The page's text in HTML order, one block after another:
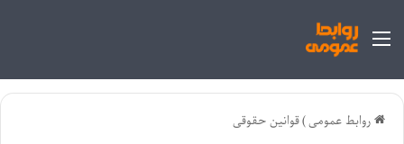
منو
روابط عمومی)قوانین حقوقی